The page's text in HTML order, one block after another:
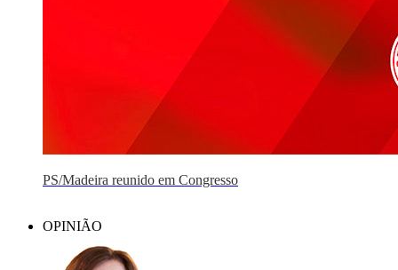
PS/Madeira reunido em Congresso
OPINIÃO